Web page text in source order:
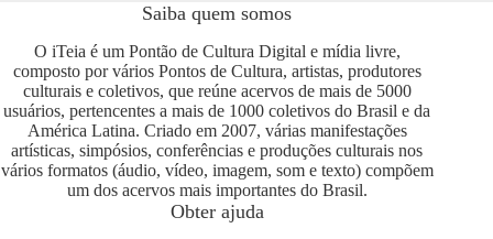
Saiba quem somos
O iTeia é um Pontão de Cultura Digital e mídia livre,
composto por vários Pontos de Cultura, artistas, produtores
culturais e coletivos, que reúne acervos de mais de 5000
usuários, pertencentes a mais de 1000 coletivos do Brasil e da
América Latina. Criado em 2007, várias manifestações
artísticas, simpósios, conferências e produções culturais nos
vários formatos (áudio, vídeo, imagem, som e texto) compõem
um dos acervos mais importantes do Brasil.
Obter ajuda